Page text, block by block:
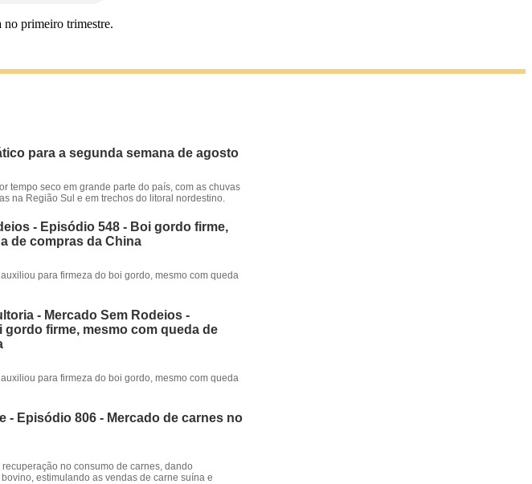
no primeiro trimestre.
para a segunda semana de agosto
tempo seco em grande parte do país, com as chuvas
na Região Sul e em trechos do litoral nordestino.
- Episódio 548 - Boi gordo firme,
de compras da China
para firmeza do boi gordo, mesmo com queda
- Mercado Sem Rodeios -
gordo firme, mesmo com queda de
para firmeza do boi gordo, mesmo com queda
- Episódio 806 - Mercado de carnes no
no consumo de carnes, dando
estimulando as vendas de carne suína e